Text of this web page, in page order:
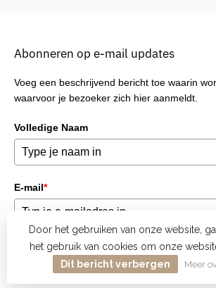
Door het gebruiken van onze website,
het gebruik van cookies om onze
Dit bericht verbergen
Meer
Abonneren op e-mail updates
Voeg een beschrijvend bericht toe waarin
waarvoor je bezoeker zich hier aanmeldt.
Volledige Naam
E-mail*
Verzend